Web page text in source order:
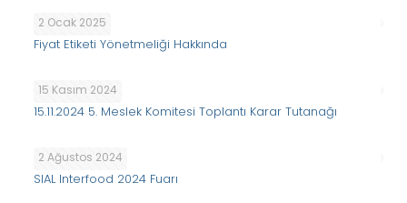
2 Ocak 2025
Fiyat Etiketi Yönetmeliği Hakkında
15 Kasım 2024
15.11.2024 5. Meslek Komitesi Toplantı Karar Tutanağı
2 Ağustos 2024
SIAL Interfood 2024 Fuarı